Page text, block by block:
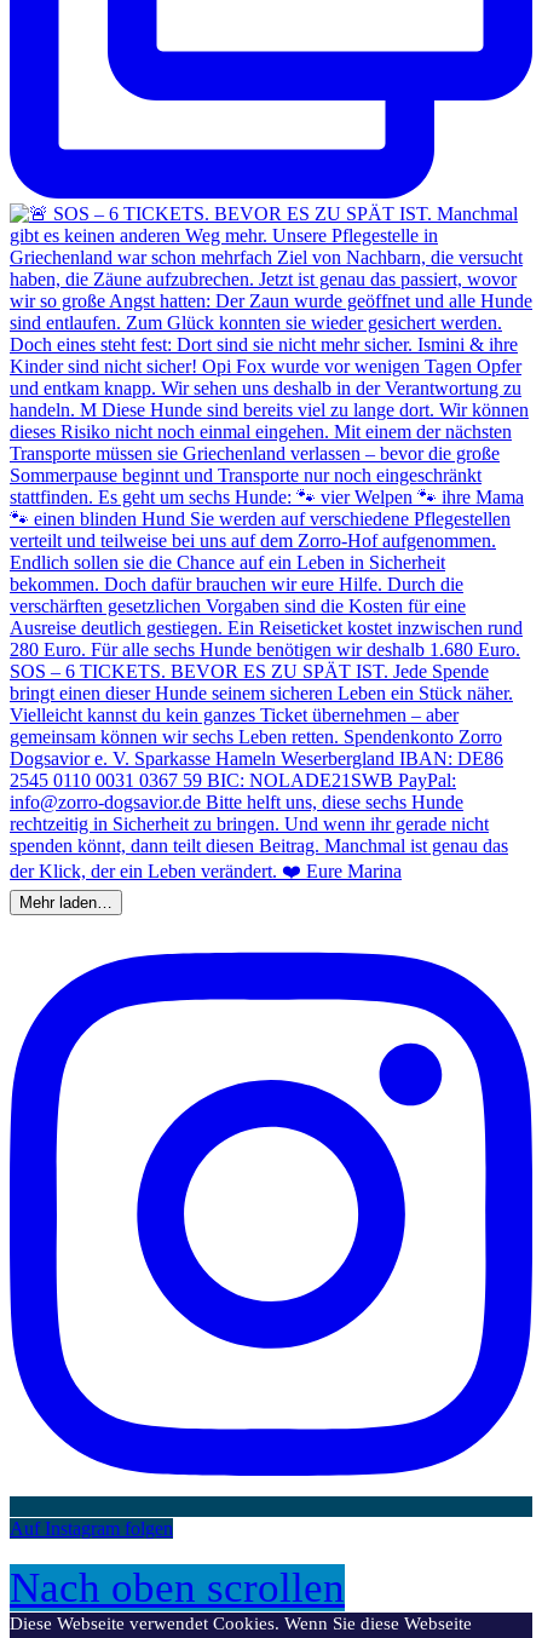
Mehr laden…
Auf Instagram folgen
Nach oben scrollen
Diese Webseite verwendet Cookies. Wenn Sie diese Webseite